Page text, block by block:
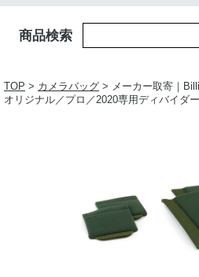
商品検索
TOP > カメラバッグ > メーカー取寄｜
オリジナル／プロ／2020専用ディバイダ